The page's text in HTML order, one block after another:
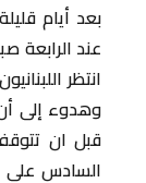
بعد أيام
انتظر
وهدوء إلى
قبل ان تتوقف